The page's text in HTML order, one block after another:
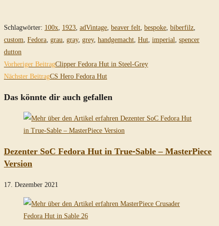
Schlagwörter: 100x, 1923, adVintage, beaver felt, bespoke, biberfilz,
custom, Fedora, grau, gray, grey, handgemacht, Hut, imperial, spencer
dutton
Weitere
Artikel
ansehen
Vorheriger BeitragClipper Fedora Hut in Steel-Grey
Nächster BeitragCS Hero Fedora Hut
Das könnte dir auch gefallen
Dezenter SoC Fedora Hut in True-Sable – MasterPiece
Version
17. Dezember 2021